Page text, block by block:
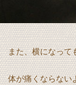
また、横になって
体が痛くならない